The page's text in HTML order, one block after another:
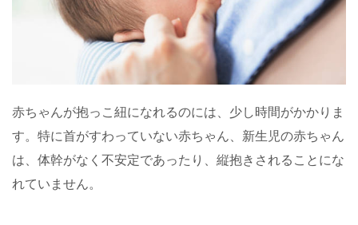
赤ちゃんが抱っこ紐になれるのには、少し時間がかかりま
す。特に首がすわっていない赤ちゃん、新生児の赤ちゃん
は、体幹がなく不安定であったり、縦抱きされることにな
れていません。